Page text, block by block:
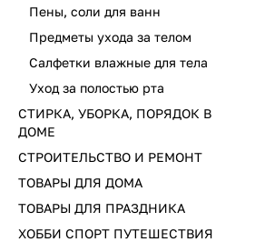
Пены, соли для ванн
Предметы ухода за телом
Салфетки влажные для тела
Уход за полостью рта
СТИРКА, УБОРКА, ПОРЯДОК В
ДОМЕ
СТРОИТЕЛЬСТВО И РЕМОНТ
ТОВАРЫ ДЛЯ ДОМА
ТОВАРЫ ДЛЯ ПРАЗДНИКА
ХОББИ СПОРТ ПУТЕШЕСТВИЯ